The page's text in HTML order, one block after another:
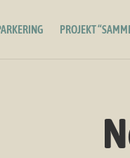
PROJEKT